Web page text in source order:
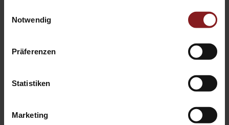
Notwendig
Präferenzen
Statistiken
Marketing
Sozialwissenschaften
Nachhaltigkeitswissenschaft